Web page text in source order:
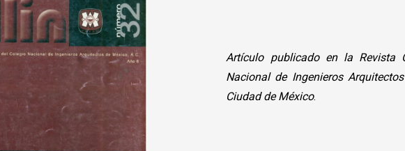
Artículo publicado en la Revista
Nacional de Ingenieros
Ciudad de México.